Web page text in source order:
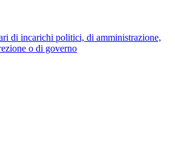
di incarichi politici, di amministrazione,
o di governo